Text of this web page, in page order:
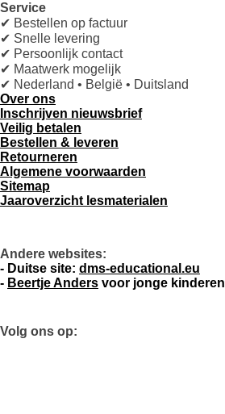
Service
✔ Bestellen op factuur
✔ Snelle levering
✔ Persoonlijk contact
✔ Maatwerk mogelijk
✔ Nederland • België • Duitsland
Over ons
Inschrijven nieuwsbrief
Veilig betalen
Bestellen & leveren
Retourneren
Algemene voorwaarden
Sitemap
Jaaroverzicht lesmaterialen
Andere websites:
- Duitse site: dms-educational.eu
- Beertje Anders voor jonge kinderen
Volg ons op: